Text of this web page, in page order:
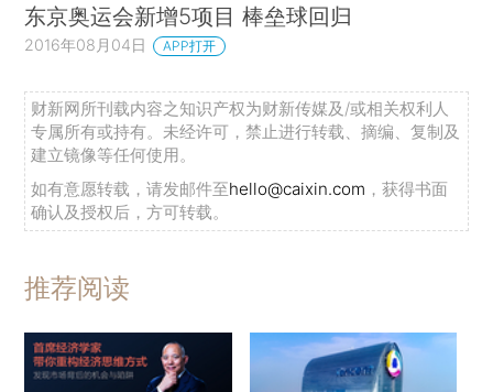
东京奥运会新增5项目 棒垒球回归
2016年08月04日 APP打开
财新网所刊载内容之知识产权为财新传媒及/或相关权利人
专属所有或持有。未经许可，禁止进行转载、摘编、复制及
建立镜像等任何使用。
如有意愿转载，请发邮件至hello@caixin.com ，获得书面
确认及授权后，方可转载。
推荐阅读